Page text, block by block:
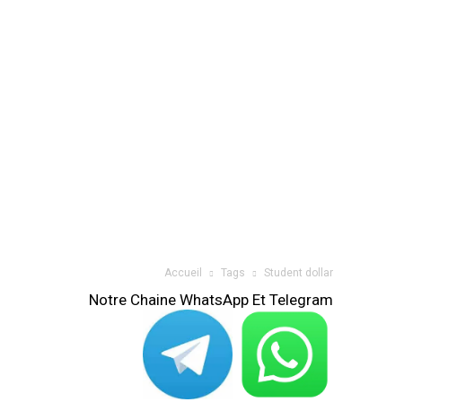
Accueil Tags Student dollar
Notre Chaine WhatsApp Et Telegram